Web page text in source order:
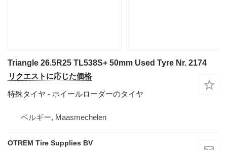
Triangle 26.5R25 TL538S+ 50mm Used Tyre Nr. 2174
リクエストに応じた価格
特殊タイヤ - ホイールローダーのタイヤ
ベルギー, Maasmechelen
OTREM Tire Supplies BV